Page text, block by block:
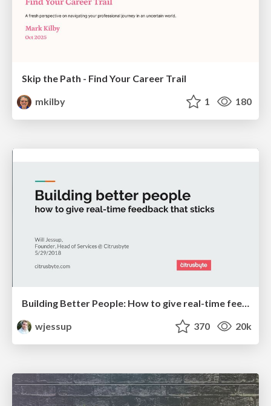
Skip the Path - Find Your Career Trail
mkilby
1 180
Building Better People: How to give real-time feedback that sticks.
wjessup
370 20k